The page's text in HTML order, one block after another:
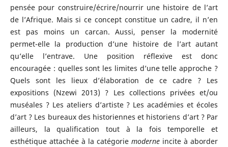
pensée pour construire/écrire/nourrir une histoire de l’art
de l’Afrique. Mais si ce concept constitue un cadre, il n’en
est pas moins un carcan. Aussi, penser la modernité
permet-elle la production d’une histoire de l’art autant
qu’elle l’entrave. Une position réflexive est donc
encouragée : quelles sont les limites d’une telle approche ?
Quels sont les lieux d’élaboration de ce cadre ? Les
expositions (Nzewi 2013) ? Les collections privées et/ou
muséales ? Les ateliers d’artiste ? Les académies et écoles
d’art ? Les bureaux des historiennes et historiens d’art ? Par
ailleurs, la qualification tout à la fois temporelle et
esthétique attachée à la catégoriemoderne incite à aborder